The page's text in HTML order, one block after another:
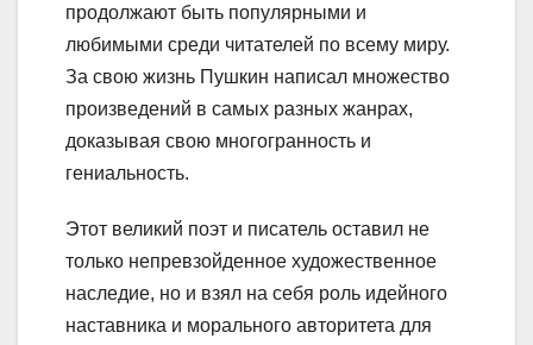
продолжают быть популярными и
любимыми среди читателей по всему миру.
За свою жизнь Пушкин написал множество
произведений в самых разных жанрах,
доказывая свою многогранность и
гениальность.
Этот великий поэт и писатель оставил не
только непревзойденное художественное
наследие, но и взял на себя роль идейного
наставника и морального авторитета для